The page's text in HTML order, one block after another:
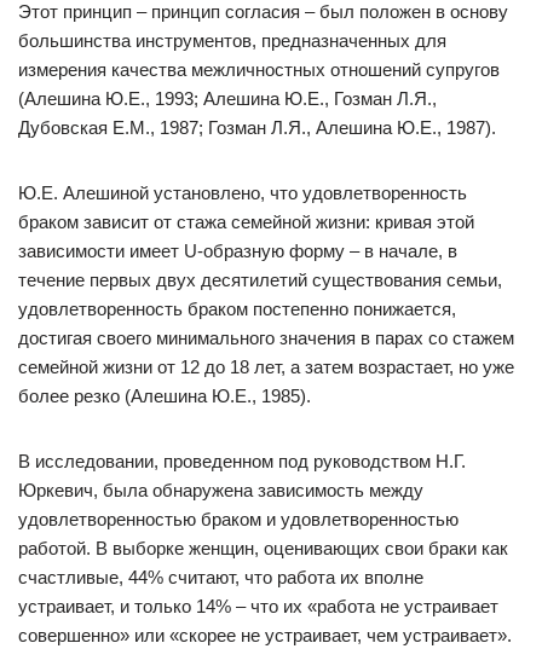
Этот принцип – принцип согласия – был положен в основу
большинства инструментов, предназначенных для
измерения качества межличностных отношений супругов
(Алешина Ю.Е., 1993; Алешина Ю.Е., Гозман Л.Я.,
Дубовская Е.М., 1987; Гозман Л.Я., Алешина Ю.Е., 1987).
Ю.Е. Алешиной установлено, что удовлетворенность
браком зависит от стажа семейной жизни: кривая этой
зависимости имеет U-образную форму – в начале, в
течение первых двух десятилетий существования семьи,
удовлетворенность браком постепенно понижается,
достигая своего минимального значения в парах со стажем
семейной жизни от 12 до 18 лет, а затем возрастает, но уже
более резко (Алешина Ю.Е., 1985).
В исследовании, проведенном под руководством Н.Г.
Юркевич, была обнаружена зависимость между
удовлетворенностью браком и удовлетворенностью
работой. В выборке женщин, оценивающих свои браки как
счастливые, 44% считают, что работа их вполне
устраивает, и только 14% – что их «работа не устраивает
совершенно» или «скорее не устраивает, чем устраивает».